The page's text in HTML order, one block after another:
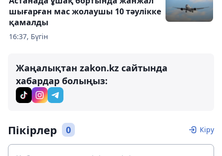
16:37, Бүгін
шығарған мас жолаушы 10 тәулікке
қамалды
Жаңалықтан zakon.kz сайтында
хабардар болыңыз:
Пікірлер 0 Кіру